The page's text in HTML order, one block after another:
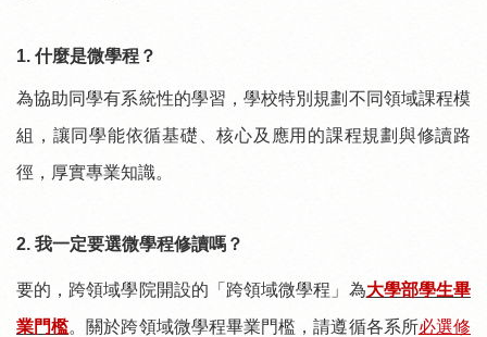
1. 什麼是微學程？
為協助同學有系統性的學習，學校特別規劃不同領域課程模
組，讓同學能依循基礎、核心及應用的課程規劃與修讀路
徑，厚實專業知識。
2. 我一定要選微學程修讀嗎？
要的，跨領域學院開設的「跨領域微學程」為大學部學生畢
業門檻。關於跨領域微學程畢業門檻，請遵循各系所必選修